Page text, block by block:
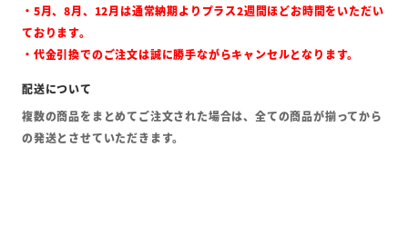
・5月、8月、12月は通常納期よりプラス2週間ほどお時間をいただい
ております。
・代金引換でのご注文は誠に勝手ながらキャンセルとなります。
複数の商品をまとめてご注文された場合は、全ての商品が揃ってから
の発送とさせていただきます。